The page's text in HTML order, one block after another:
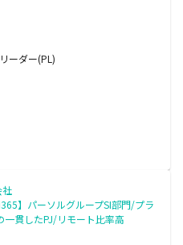
ーダー(PL)
社
】パーソルグループSI部門/プラ
貫したPJ/リモート比率高